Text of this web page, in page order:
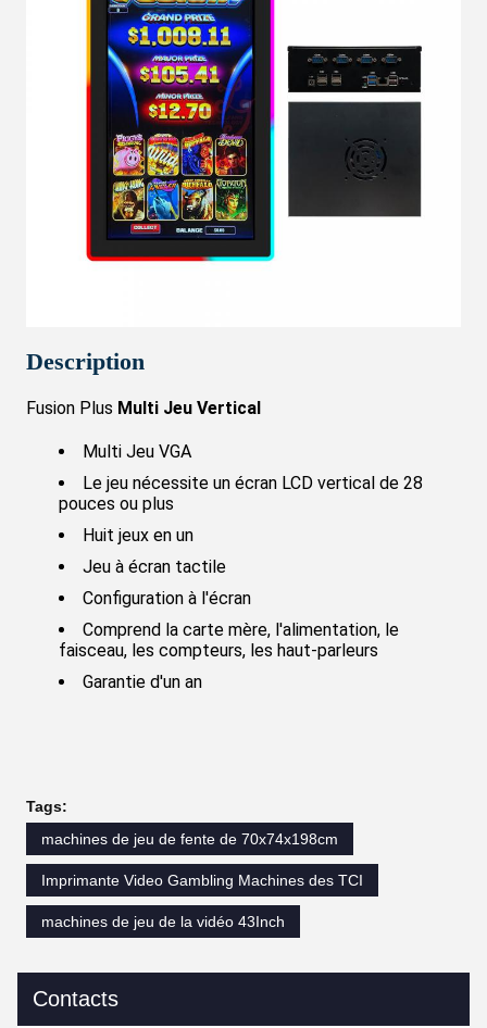
Description
Fusion Plus Multi Jeu Vertical
Multi Jeu VGA
Le jeu nécessite un écran LCD vertical de 28
pouces ou plus
Huit jeux en un
Jeu à écran tactile
Configuration à l'écran
Comprend la carte mère, l'alimentation, le
faisceau, les compteurs, les haut-parleurs
Garantie d'un an
Tags:
machines de jeu de fente de 70x74x198cm
Imprimante Video Gambling Machines des TCI
machines de jeu de la vidéo 43Inch
Contacts